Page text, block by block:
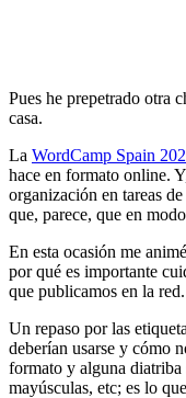
Pues he prepetrado otra
casa.
La WordCamp Spain
hace en formato online.
organización en tareas
que, parece, que en
En esta ocasión me
por qué es importante
que publicamos en la red.
Un repaso por las
deberían usarse y cómo
formato y alguna diatriba
mayúsculas, etc; es lo